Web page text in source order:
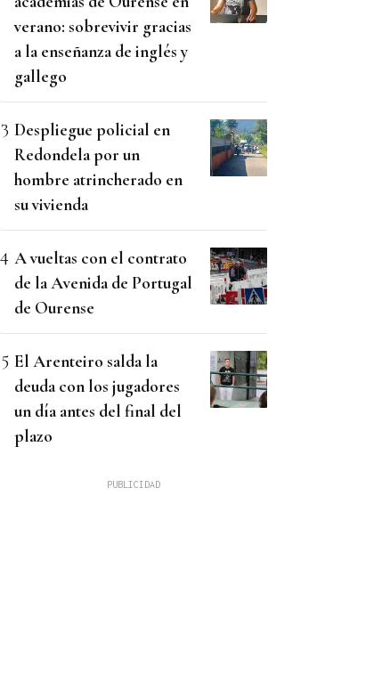
verano: sobrevivir gracias
a la enseñanza de inglés y
gallego
Despliegue policial en
Redondela por un
hombre atrincherado en
su vivienda
A vueltas con el contrato
de la Avenida de Portugal
de Ourense
El Arenteiro salda la
deuda con los jugadores
un día antes del final del
plazo